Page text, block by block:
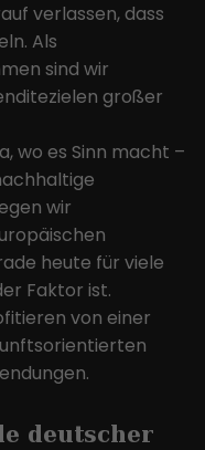
verlassen, dass
Als
sind wir
großer
wo es Sinn macht –
wir
heute für viele
Faktor ist.
von einer
deutscher